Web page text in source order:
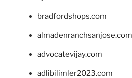
bradfordshops.com
almadenranchsanjose.com
advocatevijay.com
adlibilimler2023.com